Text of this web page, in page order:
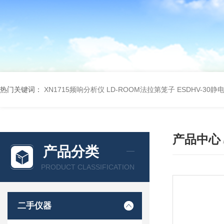
热门关键词： XN1715频响分析仪 LD-ROOM法拉第笼子 ESDHV-30静
产品分类
PRODUCT CLASSIFICATION
二手仪器
产品中心